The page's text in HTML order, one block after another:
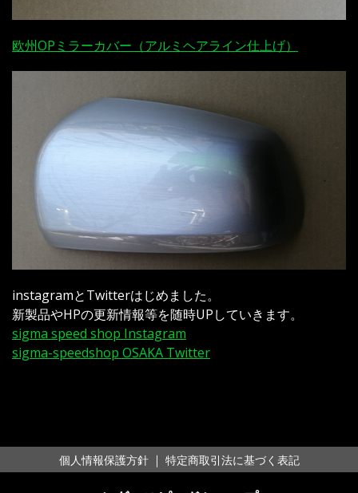
欧州OPミラーカバー（アルミヘアライン仕上げ）
instagramとTwitterはじめました。
新製品やHPの更新情報等を随時UPしていきます。
sigma speed shop Instagram
sigma-speedshop OSAKA Twitter
個人情報保護方針 ｜ 特定商取引法に基づく表記